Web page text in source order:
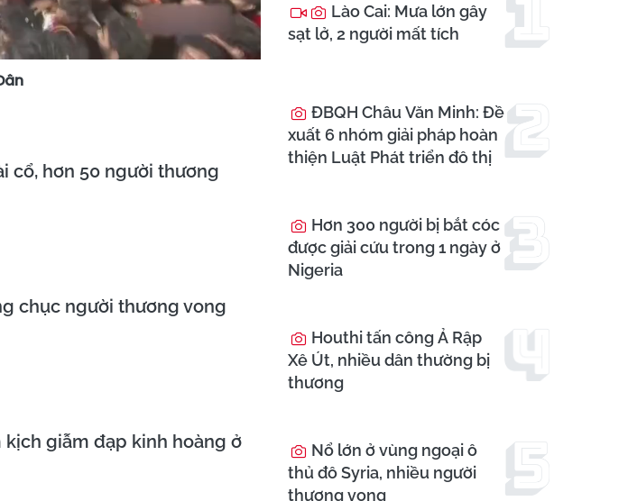
cổ, hơn 50 người thương
chục người thương vong
giẫm đạp kinh hoàng ở
Lào Cai: Mưa lớn gây
sạt lở, 2 người mất tích
ĐBQH Châu Văn Minh: Đề
xuất 6 nhóm giải pháp hoàn
thiện Luật Phát triển đô thị
Hơn 300 người bị bắt cóc
được giải cứu trong 1 ngày ở
Nigeria
Houthi tấn công Ả Rập
Xê Út, nhiều dân thường bị
thương
Nổ lớn ở vùng ngoại ô
thủ đô Syria, nhiều người
thương vong